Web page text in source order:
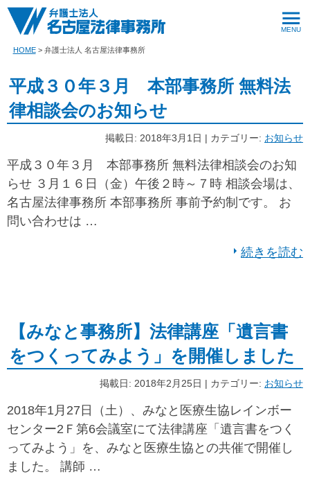
HOME 弁護士法人 名古屋法律事務所
平成３０年３月 本部事務所 無料法
律相談会のお知らせ
掲載日: 2018年3月1日 | カテゴリー: お知らせ
平成３０年３月 本部事務所 無料法律相談会のお知
らせ ３月１６日（金）午後２時～７時 相談会場は、
名古屋法律事務所 本部事務所 事前予約制です。 お
問い合わせは …
続きを読む
【みなと事務所】法律講座「遺言書
をつくってみよう」を開催しました
掲載日: 2018年2月25日 | カテゴリー: お知らせ
2018年1月27日（土）、みなと医療生協レインボー
センター2Ｆ第6会議室にて法律講座「遺言書をつく
ってみよう」を、みなと医療生協との共催で開催し
ました。 講師 …